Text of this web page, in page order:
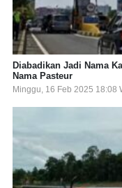
Diabadikan Jadi Nama
Nama Pasteur
Minggu, 16 Feb 2025 18:08